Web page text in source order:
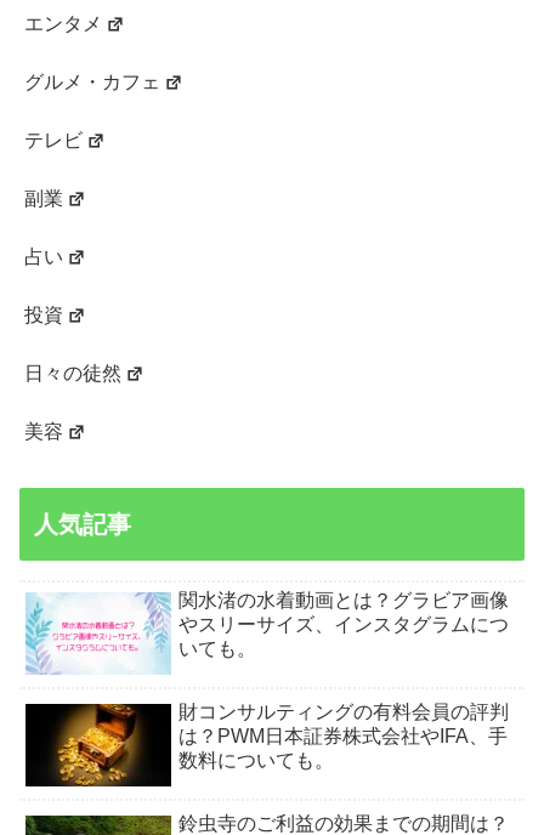
エンタメ
グルメ・カフェ
テレビ
副業
占い
投資
日々の徒然
美容
人気記事
関水渚の水着動画とは？グラビア画像
やスリーサイズ、インスタグラムにつ
いても。
財コンサルティングの有料会員の評判
は？PWM日本証券株式会社やIFA、手
数料についても。
鈴虫寺のご利益の効果までの期間は？